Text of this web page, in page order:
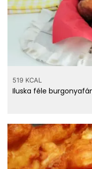
519 KCAL
Iluska féle